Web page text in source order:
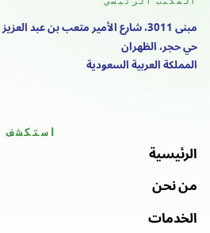
المكتب الرئيسي
مبنى 3011، شارع الأمير متعب بن عبد العزيز
حي حجر، الظهران
المملكة العربية السعودية
استكشف
الرئيسية
من نحن
الخدمات